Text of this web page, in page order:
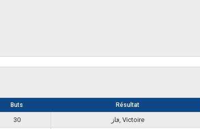
Buts Résultat
30
فاز, Victoire